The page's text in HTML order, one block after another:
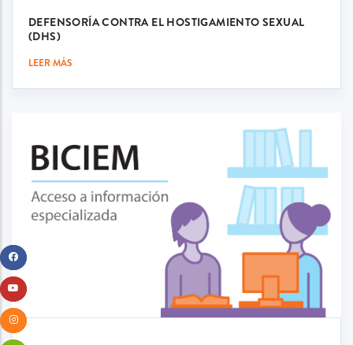
DEFENSORÍA CONTRA EL HOSTIGAMIENTO SEXUAL
(DHS)
LEER MÁS